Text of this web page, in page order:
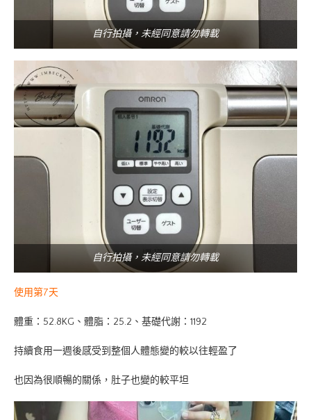
自行拍攝，未經同意請勿轉載
自行拍攝，未經同意請勿轉載
使用第7天
體重：52.8KG、體脂：25.2、基礎代謝：1192
持續食用一週後感受到整個人體態變的較以往輕盈了
也因為很順暢的關係，肚子也變的較平坦